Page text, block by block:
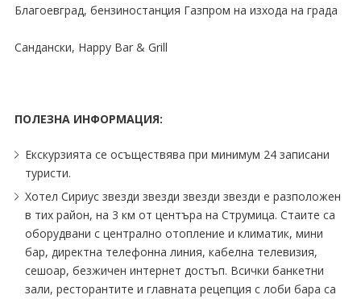
Благоевград, бензиностанция Газпром на изхода на града
Сандански, Happy Bar & Grill
ПОЛЕЗНА ИНФОРМАЦИЯ:
Екскурзията се осъществява при минимум 24 записани
туристи.
Хотел Сириус звезди звезди звезди звезди е разположен
в тих район, на 3 км от центъра на Струмица. Стаите са
оборудвани с централно отопление и климатик, мини
бар, директна телефонна линия, кабелна телевизия,
сешоар, безжичен интернет достъп. Всички банкетни
зали, ресторантите и главната рецепция с лоби бара са